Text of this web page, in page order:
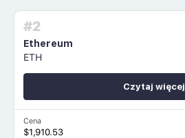
#2
Ethereum
ETH
Cena
$1,910.53
Czytaj więcej